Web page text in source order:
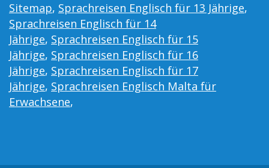
Sitemap, Sprachreisen Englisch für 13 Jährige,
Sprachreisen Englisch für 14
Jährige, Sprachreisen Englisch für 15
Jährige, Sprachreisen Englisch für 16
Jährige, Sprachreisen Englisch für 17
Jährige, Sprachreisen Englisch Malta für
Erwachsene,